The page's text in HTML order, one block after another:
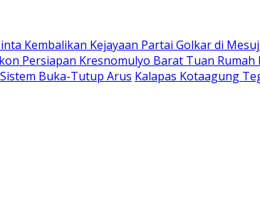
Kembalikan Kejayaan Partai Golkar di
Persiapan Kresnomulyo Barat Tuan Rumah
Buka-Tutup Arus Kalapas Kotaagung